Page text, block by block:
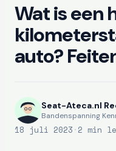
Wat is een
auto?
Seat-Ateca.nl
Bandenspanning
18 juli 2023 · 2 min